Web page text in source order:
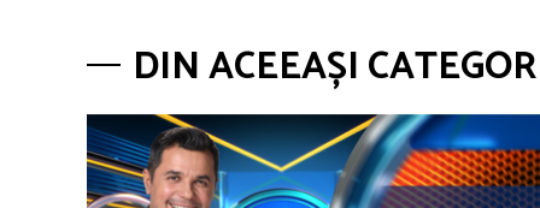
DIN ACEEAȘI